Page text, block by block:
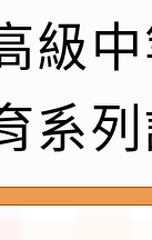
演習－
線上
1學
點教
甄選)
學年
級
系